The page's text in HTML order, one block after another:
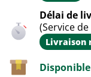
Délai de
(Service
Livraison